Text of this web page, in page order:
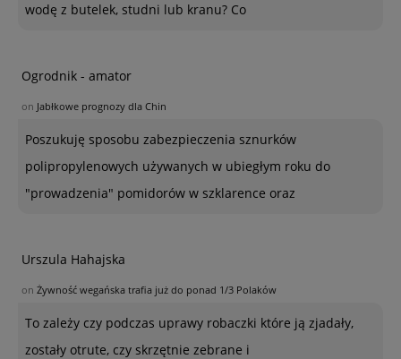
wodę z butelek, studni lub kranu? Co
Ogrodnik - amator
on Jabłkowe prognozy dla Chin
Poszukuję sposobu zabezpieczenia sznurków
polipropylenowych używanych w ubiegłym roku do
"prowadzenia" pomidorów w szklarence oraz
Urszula Hahajska
on Żywność wegańska trafia już do ponad 1/3 Polaków
To zależy czy podczas uprawy robaczki które ją zjadały,
zostały otrute, czy skrzętnie zebrane i